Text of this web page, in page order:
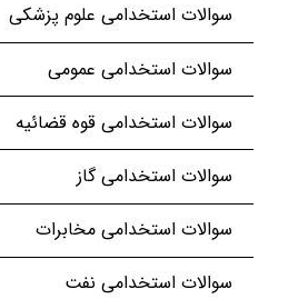
سوالات استخدامی علوم پزشکی
سوالات استخدامی عمومی
سوالات استخدامی قوه قضائیه
سوالات استخدامی گاز
سوالات استخدامی مخابرات
سوالات استخدامی نفت